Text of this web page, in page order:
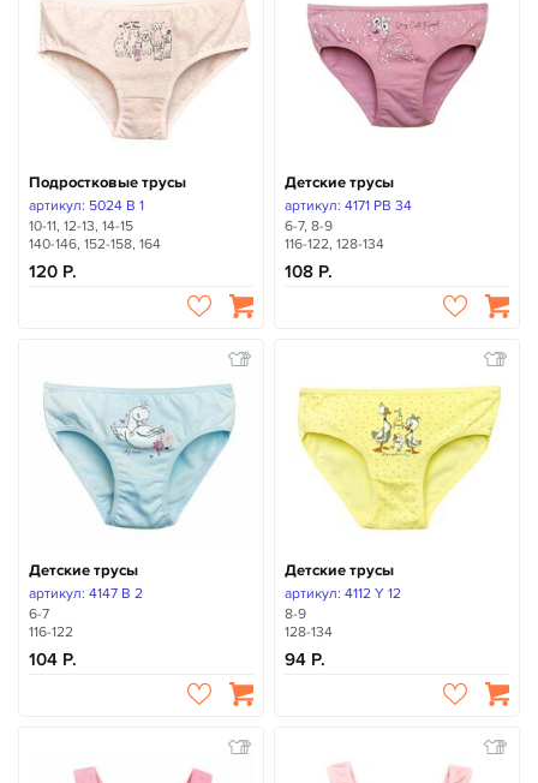
Подростковые трусы
артикул: 5024 B 1
10-11, 12-13, 14-15
140-146, 152-158, 164
120
Детские трусы
артикул: 4171 PB 34
6-7, 8-9
116-122, 128-134
108
Детские трусы
артикул: 4147 B 2
6-7
116-122
104
Детские трусы
артикул: 4112 Y 12
8-9
128-134
94